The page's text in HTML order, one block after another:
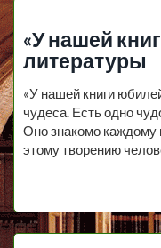
«У нашей
литературы
«У нашей книги
чудеса. Есть одно
Оно знакомо каждому
этому творению